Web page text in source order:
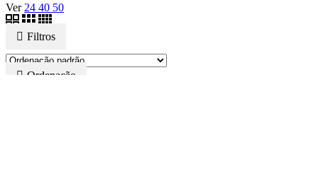
Ver 24 40 50
Filtros
Ordenação